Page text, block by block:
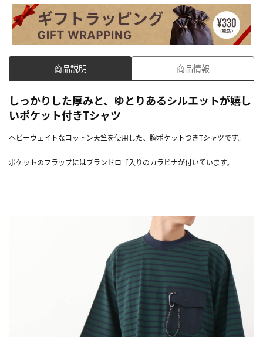
商品説明 商品情報
しっかりした厚みと、ゆとりあるシルエットが嬉し
いポケット付きTシャツ
ヘビーウェイトなコットン天竺を使用した、胸ポケットつきTシャツです。
ポケットのフラップにはブランドロゴ入りのカラビナが付いています。